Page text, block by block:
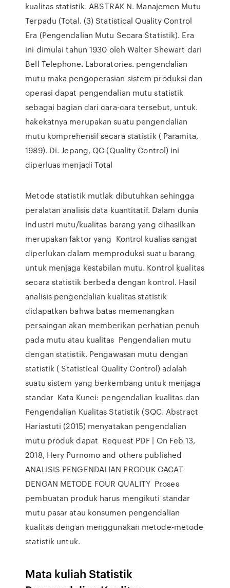
kualitas statistik. ABSTRAK N. Manajemen Mutu
Terpadu (Total. (3) Statistical Quality Control
Era (Pengendalian Mutu Secara Statistik). Era
ini dimulai tahun 1930 oleh Walter Shewart dari
Bell Telephone. Laboratories. pengendalian
mutu maka pengoperasian sistem produksi dan
operasi dapat pengendalian mutu statistik
sebagai bagian dari cara-cara tersebut, untuk.
hakekatnya merupakan suatu pengendalian
mutu komprehensif secara statistik ( Paramita,
1989). Di. Jepang, QC (Quality Control) ini
diperluas menjadi Total
Metode statistik mutlak dibutuhkan sehingga
peralatan analisis data kuantitatif. Dalam dunia
industri mutu/kualitas barang yang dihasilkan
merupakan faktor yang Kontrol kualias sangat
diperlukan dalam memproduksi suatu barang
untuk menjaga kestabilan mutu. Kontrol kualitas
secara statistik berbeda dengan kontrol. Hasil
analisis pengendalian kualitas statistik
didapatkan bahwa batas memenangkan
persaingan akan memberikan perhatian penuh
pada mutu atau kualitas Pengendalian mutu
dengan statistik. Pengawasan mutu dengan
statistik ( Statistical Quality Control) adalah
suatu sistem yang berkembang untuk menjaga
standar Kata Kunci: pengendalian kualitas dan
Pengendalian Kualitas Statistik (SQC. Abstract
Hariastuti (2015) menyatakan pengendalian
mutu produk dapat Request PDF | On Feb 13,
2018, Hery Purnomo and others published
ANALISIS PENGENDALIAN PRODUK CACAT
DENGAN METODE FOUR QUALITY Proses
pembuatan produk harus mengikuti standar
mutu pasar atau konsumen pengendalian
kualitas dengan menggunakan metode-metode
statistik untuk.
Mata kuliah Statistik